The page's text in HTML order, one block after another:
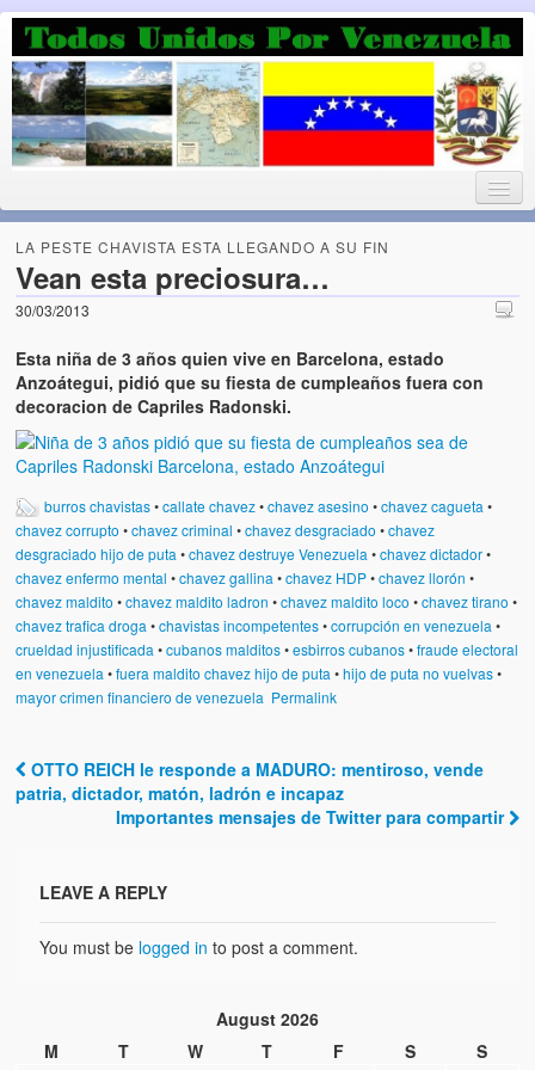
Luchando por la Democracia
Fuera el chavismo, la peor peste que le ha caido a esta tierra
Home
¡Bienvenido!
Todos Unidos por Venezuela te da la bienvenida a éste nuestro
Blog. (Todos Unidos por Venezuela welcomes you to our Blog)
Artículos
El Tipo y los Rojos en Los Teques (The Jerk and the Reds in
Teques)
Hablé con Chavistas (I spoke with chavistas)
La burla del Chavez “tan amante de los niños” (The mockery of
Los niños de las calles de Venezuela (Children of the streets of
Venezuela)
Puente Llaguno, Miraflores… ¿y Lina?
Radio Emisoras y canales de televisión clausurados por el
Victimas del 11 de abril de 2002
LA PESTE CHAVISTA ESTA LLEGANDO A SU FIN
Vean esta preciosura…
30/03/2013
Esta niña de 3 años quien viveen Barcelona, estado
Anzoátegui,pidió que su fiesta de cumpleaños fuera con
decoracion de Capriles Radonski.
burros chavistas•callate chavez•chavez asesino •chavez cagueta •
chavez corrupto •chavez criminal •chavez desgraciado •chavez
desgraciado hijo de puta •chavez destruye Venezuela •chavez dictador•
chavez enfermo mental •chavez gallina •chavez HDP•chavez llorón •
chavez maldito •chavez maldito ladron •chavez maldito loco •chavez tirano •
chavez trafica droga •chavistas incompetentes•corrupción en venezuela •
crueldad injustificada •cubanos malditos•esbirros cubanos•fraude electoral
en venezuela •fuera maldito chavez hijo de puta •hijo de puta no vuelvas•
mayor crimen financiero de venezuela Permalink
Post navigation
OTTO REICH le responde a MADURO: mentiroso, vende
patria, dictador, matón, ladrón e incapaz
Importantes mensajes de Twitter para compartir
LEAVE A REPLY
You must be logged in to post a comment.
August 2026
M
T W T F S
S